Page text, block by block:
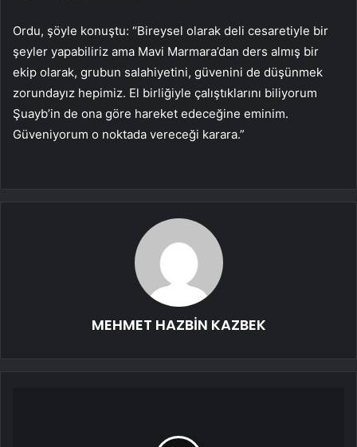
Ordu, şöyle konuştu: “Bireysel olarak deli cesaretiyle bir
şeyler yapabiliriz ama Mavi Marmara’dan ders almış bir
ekip olarak, grubun salahiyetini, güvenini de düşünmek
zorundayız hepimiz. El birliğiyle çalıştıklarını biliyorum
Şuayb’in de ona göre hareket edeceğine eminim.
Güveniyorum o noktada vereceği karara.”
MEHMET HAZBİN KAZBEK